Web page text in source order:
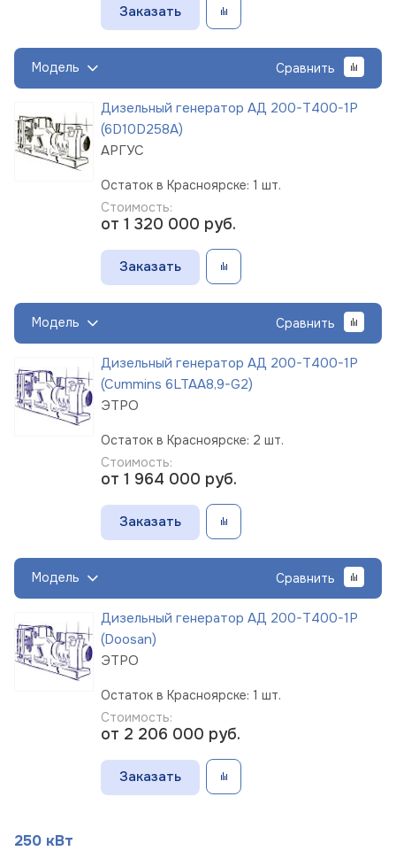
Заказать
Модель Сравнить
Дизельный генератор АД 200-Т400-1Р
(6D10D258A)
АРГУС
Остаток в Красноярске: 1 шт.
Стоимость:
от 1 320 000 руб.
Заказать
Модель Сравнить
Дизельный генератор АД 200-Т400-1Р
(Cummins 6LTAA8,9-G2)
ЭТРО
Остаток в Красноярске: 2 шт.
Стоимость:
от 1 964 000 руб.
Заказать
Модель Сравнить
Дизельный генератор АД 200-Т400-1Р
(Doosan)
ЭТРО
Остаток в Красноярске: 1 шт.
Стоимость:
от 2 206 000 руб.
Заказать
250 кВт